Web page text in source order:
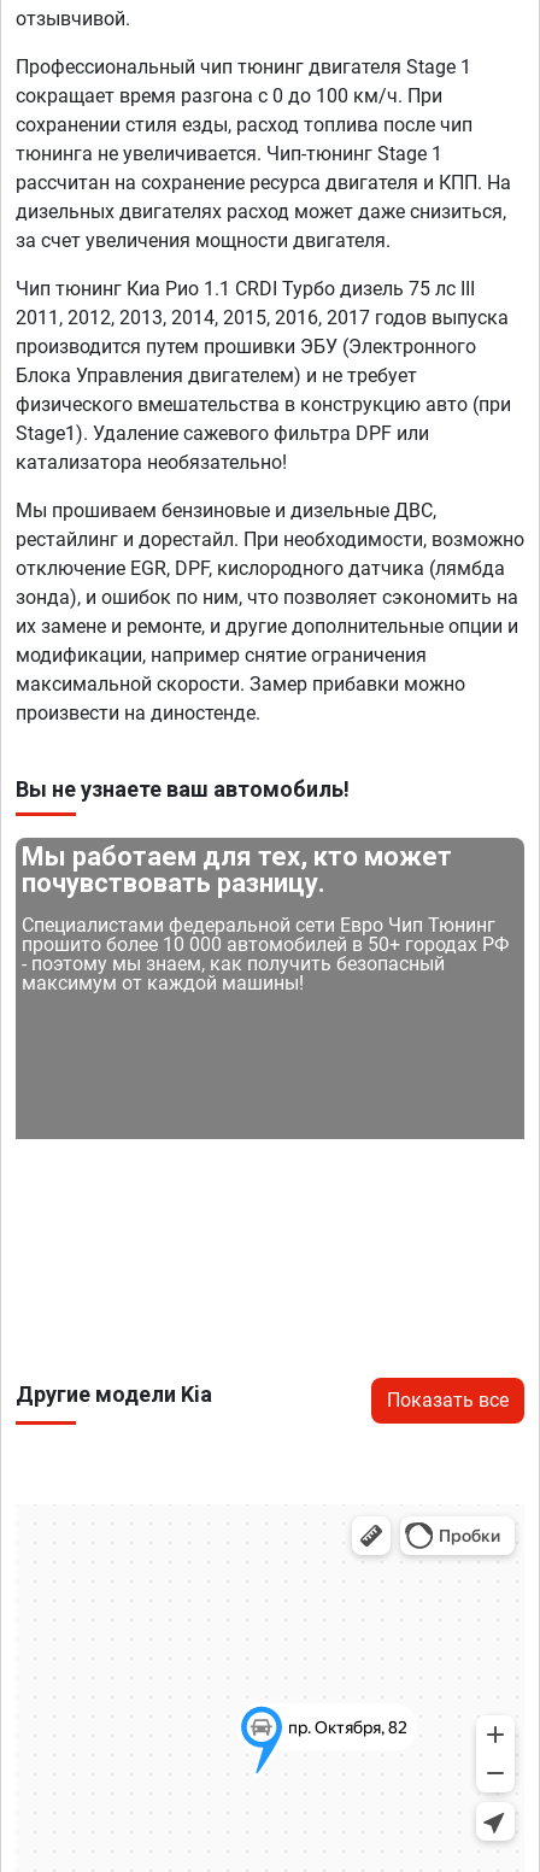
отзывчивой.
Профессиональный чип тюнинг двигателя Stage 1
сокращает время разгона с 0 до 100 км/ч. При
сохранении стиля езды, расход топлива после чип
тюнинга не увеличивается. Чип-тюнинг Stage 1
рассчитан на сохранение ресурса двигателя и КПП. На
дизельных двигателях расход может даже снизиться,
за счет увеличения мощности двигателя.
Чип тюнинг Киа Рио 1.1 CRDI Турбо дизель 75 лс III
2011, 2012, 2013, 2014, 2015, 2016, 2017 годов выпуска
производится путем прошивки ЭБУ (Электронного
Блока Управления двигателем) и не требует
физического вмешательства в конструкцию авто (при
Stage1). Удаление сажевого фильтра DPF или
катализатора необязательно!
Мы прошиваем бензиновые и дизельные ДВС,
рестайлинг и дорестайл. При необходимости, возможно
отключение EGR, DPF, кислородного датчика (лямбда
зонда), и ошибок по ним, что позволяет сэкономить на
их замене и ремонте, и другие дополнительные опции и
модификации, например снятие ограничения
максимальной скорости. Замер прибавки можно
произвести на диностенде.
Вы не узнаете ваш автомобиль!
Мы работаем для тех, кто может
почувствовать разницу.
Специалистами федеральной сети Евро Чип Тюнинг
прошито более 10 000 автомобилей в 50+ городах РФ
- поэтому мы знаем, как получить безопасный
максимум от каждой машины!
Другие модели Kia Показать все